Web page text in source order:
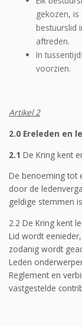
gekozen,
bestuurslid
aftreden.
In
voorzien.
Artikel 2
2.0 Ereleden en
2.1 De Kring kent
De benoeming tot
door de
geldige stemmen
2.2 De Kring kent
Lid wordt
zodanig wordt
Leden
Reglement en
vastgestelde